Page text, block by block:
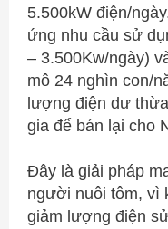
5.500kW điện/
ứng nhu cầu sử
– 3.500Kw/ngày)
mô 24 nghìn con/
lượng điện dư
gia để bán lại cho
Đây là giải pháp
người nuôi tôm, vì
giảm lượng điện